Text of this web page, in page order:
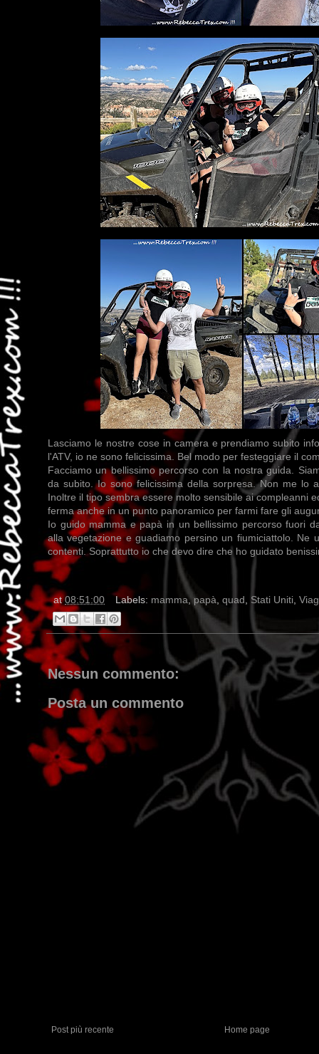
Lasciamo le nostre cose in camera e prendiamo subito
l'ATV, io ne sono felicissima. Bel modo per festeggiare il
Facciamo un bellissimo percorso con la nostra guida.
da subito. Io sono felicissima della sorpresa. Non me lo
Inoltre il tipo sembra essere molto sensibile ai compleanni
ferma anche in un punto panoramico per farmi fare gli
Io guido mamma e papà in un bellissimo percorso fuori
alla vegetazione e guadiamo persino un fiumiciattolo. Ne
contenti. Soprattutto io che devo dire che ho guidato
at08:51:00 Labels: mamma, papà, quad , Stati Uniti,
Nessun commento:
Posta un commento
Post più recente Home page